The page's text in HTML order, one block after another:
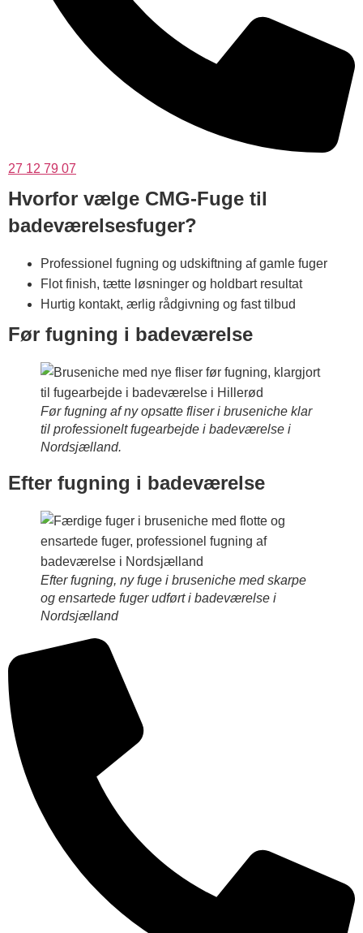
27 12 79 07
Hvorfor vælge CMG-Fuge til
badeværelsesfuger?
Professionel fugning og udskiftning af gamle fuger
Flot finish, tætte løsninger og holdbart resultat
Hurtig kontakt, ærlig rådgivning og fast tilbud
Før fugning i badeværelse
Før fugning af ny opsatte fliser i bruseniche klar
til professionelt fugearbejde i badeværelse i
Nordsjælland.
Efter fugning i badeværelse
Efter fugning, ny fuge i bruseniche med skarpe
og ensartede fuger udført i badeværelse i
Nordsjælland